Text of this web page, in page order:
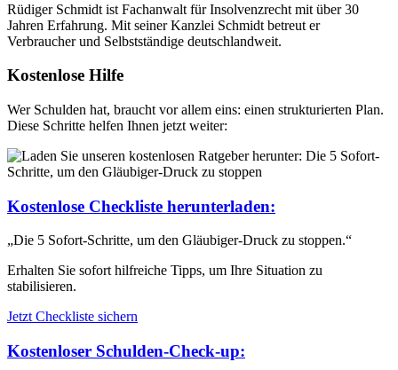
Rüdiger Schmidt ist Fachanwalt für Insolvenzrecht mit über 30
Jahren Erfahrung. Mit seiner Kanzlei Schmidt betreut er
Verbraucher und Selbstständige deutschlandweit.
Kostenlose Hilfe
Wer Schulden hat, braucht vor allem eins: einen strukturierten Plan.
Diese Schritte helfen Ihnen jetzt weiter:
Kostenlose Checkliste herunterladen:
„Die 5 Sofort-Schritte, um den Gläubiger-Druck zu stoppen.“
Erhalten Sie sofort hilfreiche Tipps, um Ihre Situation zu
stabilisieren.
Jetzt Checkliste sichern
Kostenloser Schulden-Check-up: